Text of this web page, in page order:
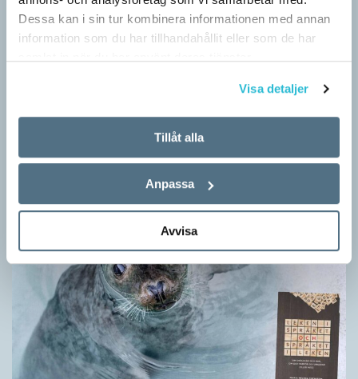
Dessa kan i sin tur kombinera informationen med annan
information som du har tillhandahållit eller som de har
Visa detaljer
Tillåt alla
Anpassa
Avvisa
Egna tankar om andras skrivande
Johansson följe med författare som August Strindberg,
Sigmund Freud,…